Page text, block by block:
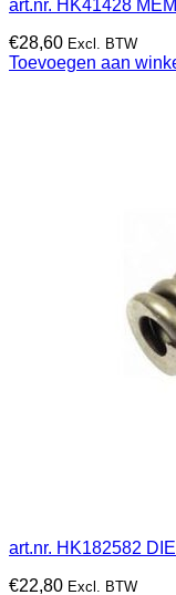
art.nr. HK41428
€28,60 Excl. BTW
Toevoegen aan
art.nr. HK182582
€22,80 Excl. BTW